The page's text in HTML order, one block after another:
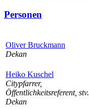
Personen
Oliver Bruckmann
Dekan
Heiko Kuschel
Citypfarrer,
Öffentlichkeitsreferent, stv.
Dekan